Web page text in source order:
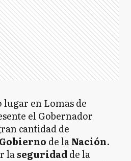
lugar en Lomas de
el Gobernador
cantidad de
Gobierno de laNación.
laseguridadde la